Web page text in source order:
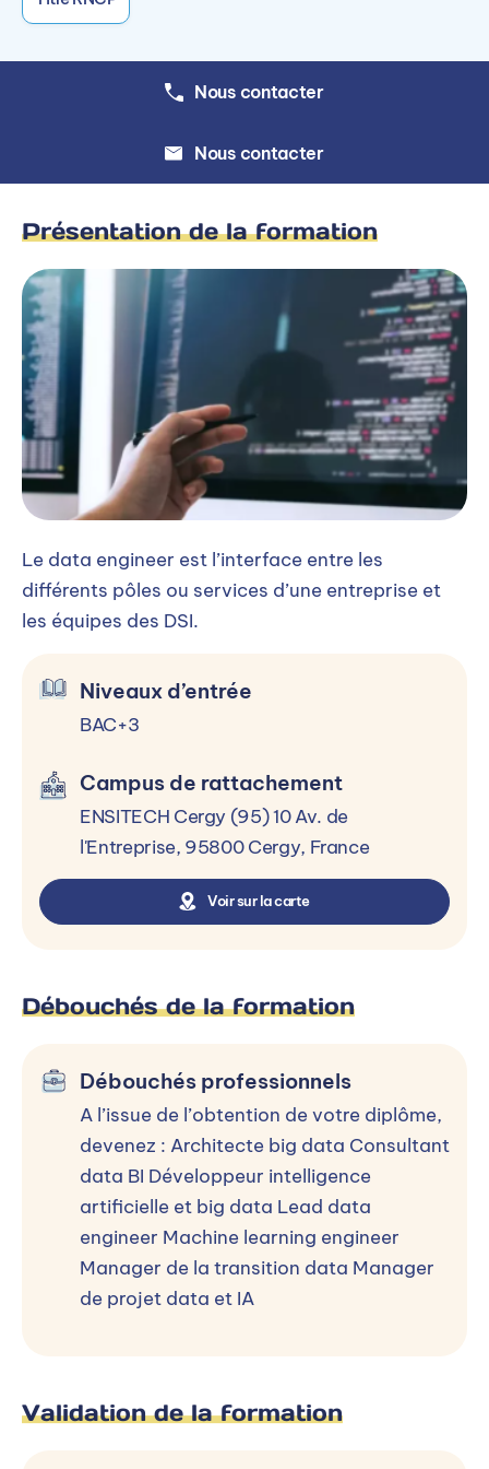
Nous contacter
Nous contacter
Présentation de la formation
Le data engineer est l’interface entre les
différents pôles ou services d’une entreprise et
les équipes des DSI.
Niveaux d’entrée
BAC+3
Campus de rattachement
ENSITECH Cergy (95) 10 Av. de
l'Entreprise, 95800 Cergy, France
Voir sur la carte
Débouchés de la formation
Débouchés professionnels
A l’issue de l’obtention de votre diplôme,
devenez : Architecte big data Consultant
data BI Développeur intelligence
artificielle et big data Lead data
engineer Machine learning engineer
Manager de la transition data Manager
de projet data et IA
Validation de la formation
charges
Sécurité des données et des systèmes
d’information
SQL et bases de données
Extraction, nettoyage et traitement des
Python pour la data
HBase et Hive
Outils de la data : Hadoop et MapReduce
INTELLIGENCE ARTIFICIELLE ET MACHINE
LEARNING
Mathématiques pour l’IA et le machine
learning
Réseaux de neurones
Optimisation des modèles d’IA et test
Déploiement de modèles de machine learning
Préparation et nettoyage des données pour
Visualisation de données et communication
Analyse de données pour le business
Tableau de Bord pour le BI (Power BI, Grafana,
Test de cohérence de données (sortie
algorithmie ou sortie d’IA)
Extraction, nettoyage et traitement des
données (Kafka et Spark)
Visualisation de données et communication
SOFT SKILLS & ENSEIGNEMENTS